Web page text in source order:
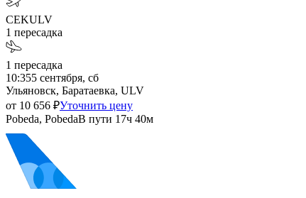
CEKULV
1 пересадка
1 пересадка
10:355 сентября, сб
Ульяновск, Баратаевка, ULV
от 10 656 ₽Уточнить цену
Pobeda, PobedaВ пути 17ч 40м